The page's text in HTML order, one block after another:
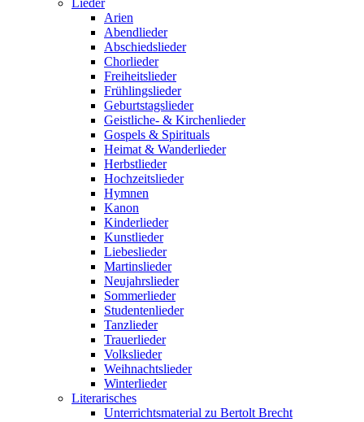
Arien
Abendlieder
Abschiedslieder
Chorlieder
Freiheitslieder
Frühlingslieder
Geburtstagslieder
Geistliche- & Kirchenlieder
Gospels & Spirituals
Heimat & Wanderlieder
Herbstlieder
Hochzeitslieder
Hymnen
Kanon
Kinderlieder
Kunstlieder
Liebeslieder
Martinslieder
Neujahrslieder
Sommerlieder
Studentenlieder
Tanzlieder
Trauerlieder
Volkslieder
Weihnachtslieder
Winterlieder
Literarisches
Unterrichtsmaterial zu Bertolt Brecht